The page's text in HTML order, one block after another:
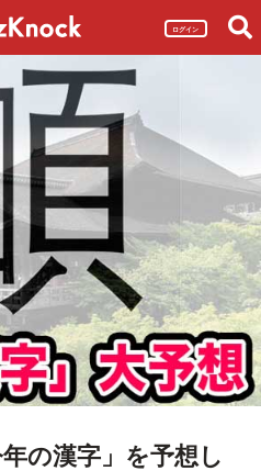
ログイン
の漢字」を予想し